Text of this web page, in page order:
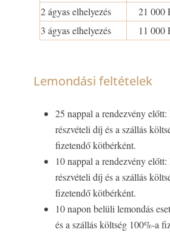
2 ágyas elhelyezés
21 000
3 ágyas elhelyezés
11 000
Lemondási feltételek
25 nappal a rendezvény előtt:
részvételi díj és a szállás
fizetendő kötbérként.
10 nappal a rendezvény előtt:
részvételi díj és a szállás
fizetendő kötbérként.
10 napon belüli lemondás
és a szállás költség 100%-a